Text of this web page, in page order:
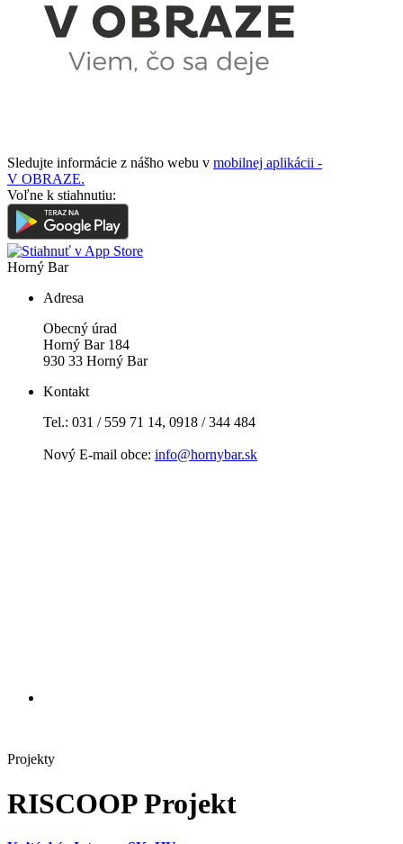
Sledujte informácie z nášho webu v mobilnej aplikácii -
V OBRAZE.
Voľne k stiahnutiu:
Horný Bar
Adresa
Obecný úrad
Horný Bar 184
930 33 Horný Bar
Kontakt
Tel.: 031 / 559 71 14, 0918 / 344 484
Nový E-mail obce: info@hornybar.sk
Projekty
RISCOOP Projekt